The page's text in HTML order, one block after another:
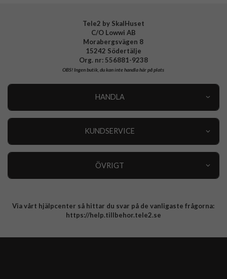
Tele2 by SkalHuset
C/O Lowwi AB
Morabergsvägen 8
15242 Södertälje
Org. nr: 556881-9238
OBS!Ingen butik, du kan inte handla här på plats
HANDLA
KUNDSERVICE
ÖVRIGT
Integritetspolicy
Via vårt hjälpcenter så hittar du svar på de vanligaste frågorna:
https://help.tillbehor.tele2.se